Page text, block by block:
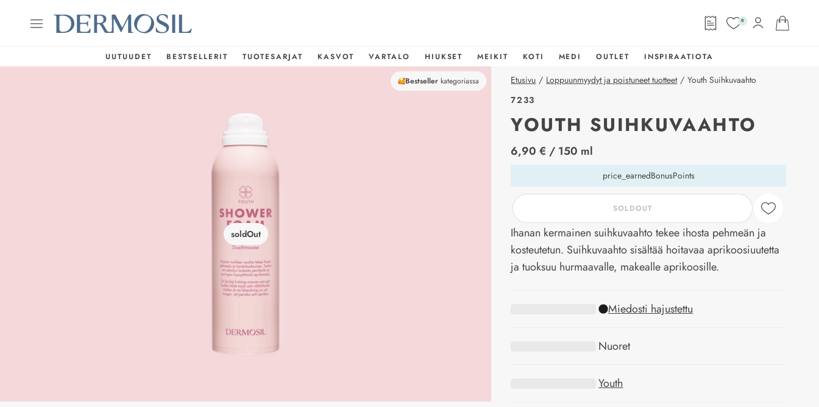
0
UUTUUDET BESTSELLERIT TUOTESARJAT KASVOT VARTALO HIUKSET MEIKIT KOTI MEDI OUTLET INSPIRAATIOTA
soldOut
Bestseller kategoriassa Etusivu / Loppuunmyydyt ja poistuneet tuotteet / Youth Suihkuvaahto
7233
YOUTH SUIHKUVAAHTO
price_label
6,90 € / 150 ml
price_earnedBonusPoints
SOLDOUT
Ihanan kermainen suihkuvaahto tekee ihosta pehmeän ja
kosteutetun. Suihkuvaahto sisältää hoitavaa aprikoosiuutetta
ja tuoksuu hurmaavalle, makealle aprikoosille.
Miedosti hajustettu
Nuoret
Youth